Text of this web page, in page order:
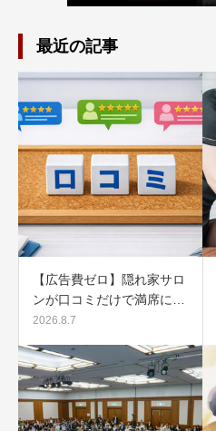
最近の記事
【広告費ゼロ】隠れ家サロ
ンが口コミだけで満席に…
2026.8.7